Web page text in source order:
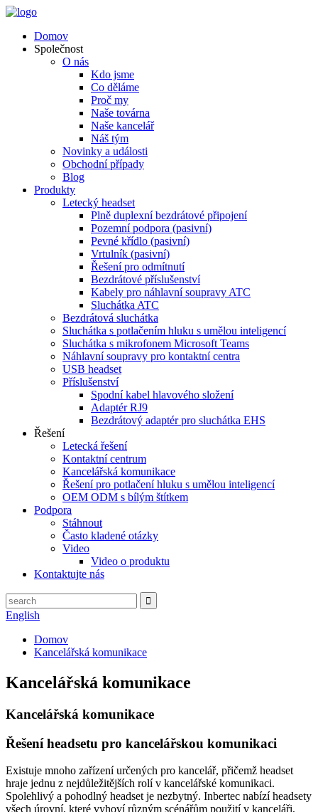
Domov
Společnost
O nás
Kdo jsme
Co děláme
Proč my
Naše továrna
Naše kancelář
Náš tým
Novinky a události
Obchodní případy
Blog
Produkty
Letecký headset
Plně duplexní bezdrátové připojení
Pozemní podpora (pasivní)
Pevné křídlo (pasivní)
Vrtulník (pasivní)
Řešení pro odmítnutí
Bezdrátové příslušenství
Kabely pro náhlavní soupravy ATC
Sluchátka ATC
Bezdrátová sluchátka
Sluchátka s potlačením hluku s umělou inteligencí
Sluchátka s mikrofonem Microsoft Teams
Náhlavní soupravy pro kontaktní centra
USB headset
Příslušenství
Spodní kabel hlavového složení
Adaptér RJ9
Bezdrátový adaptér pro sluchátka EHS
Řešení
Letecká řešení
Kontaktní centrum
Kancelářská komunikace
Řešení pro potlačení hluku s umělou inteligencí
OEM ODM s bílým štítkem
Podpora
Stáhnout
Často kladené otázky
Video
Video o produktu
Kontaktujte nás
English
Domov
Kancelářská komunikace
Kancelářská komunikace
Kancelářská komunikace
Řešení headsetu pro kancelářskou komunikaci
Existuje mnoho zařízení určených pro kancelář, přičemž headset
hraje jednu z nejdůležitějších rolí v kancelářské komunikaci.
Spolehlivý a pohodlný headset je nezbytný. Inbertec nabízí headsety
všech úrovní, které vyhoví různým scénářům použití v kanceláři,